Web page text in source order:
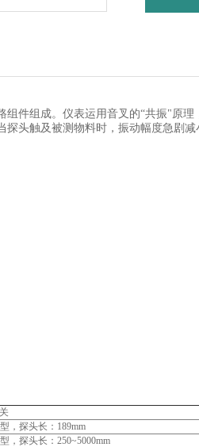
组件组成。仪表运用音叉的“共振"原
头触及被测物料时，振动幅度急剧
，探头长：189mm
，探头长：250~5000mm